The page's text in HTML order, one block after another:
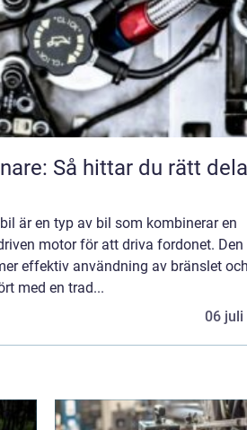
Så hittar du rätt
är en typ av bil som kombinerar en
motor för att driva fordonet. Den
effektiv användning av bränslet
med en trad...
06 juli